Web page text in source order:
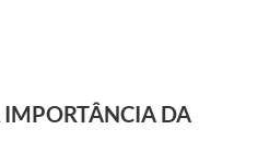
IMPORTÂNCIA DA